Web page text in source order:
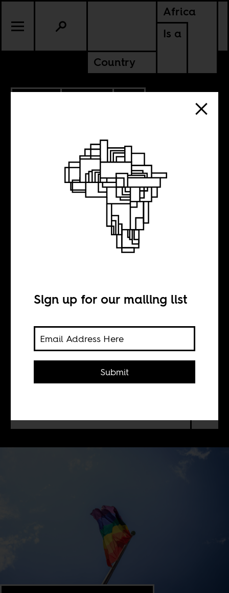
Africa
Is a
Country
COTE D'IVOIRE
Le droit d’être
Aude Konan
La Côte d’Ivoire peut-elle devenir un
Sign up for our mailing list
Submit